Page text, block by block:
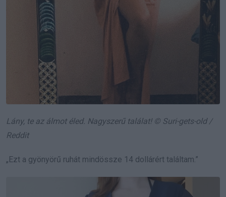
Lány, te az álmot éled. Nagyszerű találat! © Suri-gets-old /
Reddit
„Ezt a gyönyörű ruhát mindössze 14 dollárért találtam.”